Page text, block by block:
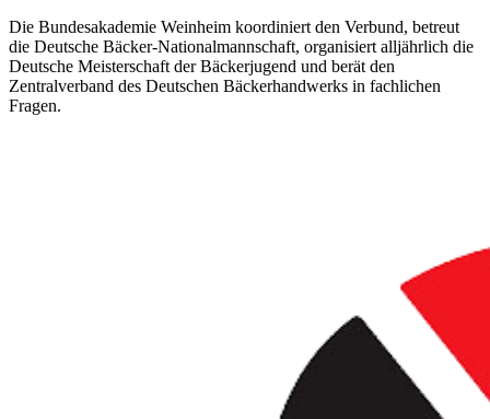
Die Bundesakademie Weinheim koordiniert den Verbund, betreut
die Deutsche Bäcker-Nationalmannschaft, organisiert alljährlich die
Deutsche Meisterschaft der Bäckerjugend und berät den
Zentralverband des Deutschen Bäckerhandwerks in fachlichen
Fragen.